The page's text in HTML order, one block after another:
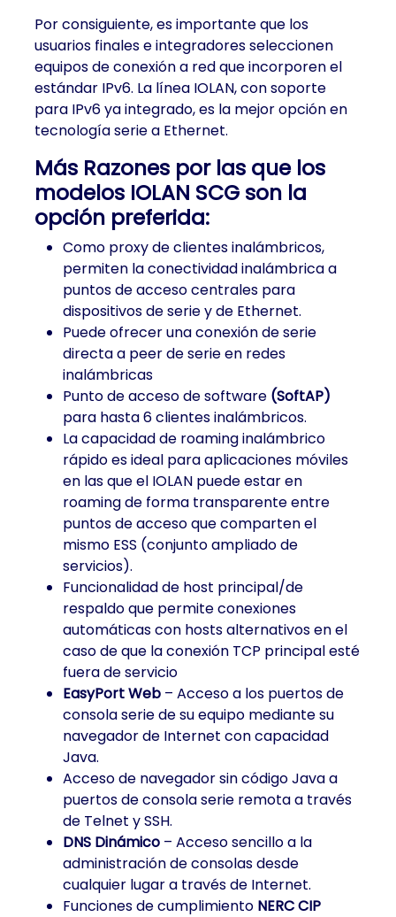
Por consiguiente, es importante que los
usuarios finales e integradores seleccionen
equipos de conexión a red que incorporen el
estándar IPv6. La línea IOLAN, con soporte
para IPv6 ya integrado, es la mejor opción en
tecnología serie a Ethernet.
Más Razones por las que los
modelos IOLAN SCG son la
opción preferida:
Como proxy de clientes inalámbricos,
permiten la conectividad inalámbrica a
puntos de acceso centrales para
dispositivos de serie y de Ethernet.
Puede ofrecer una conexión de serie
directa a peer de serie en redes
inalámbricas
Punto de acceso de software (SoftAP)
para hasta 6 clientes inalámbricos.
La capacidad de roaming inalámbrico
rápido es ideal para aplicaciones móviles
en las que el IOLAN puede estar en
roaming de forma transparente entre
puntos de acceso que comparten el
mismo ESS (conjunto ampliado de
servicios).
Funcionalidad de host principal/de
respaldo que permite conexiones
automáticas con hosts alternativos en el
caso de que la conexión TCP principal esté
fuera de servicio
EasyPort Web – Acceso a los puertos de
consola serie de su equipo mediante su
navegador de Internet con capacidad
Java.
Acceso de navegador sin código Java a
puertos de consola serie remota a través
de Telnet y SSH.
DNS Dinámico – Acceso sencillo a la
administración de consolas desde
cualquier lugar a través de Internet.
Funciones de cumplimiento NERC CIP